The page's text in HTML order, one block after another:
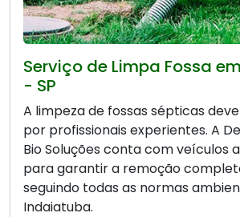
Serviço de Limpa Fossa
- SP
A limpeza de fossas sépticas
por profissionais experientes. A
Bio Soluções conta com veículos
para garantir a remoção
seguindo todas as normas
Indaiatuba.